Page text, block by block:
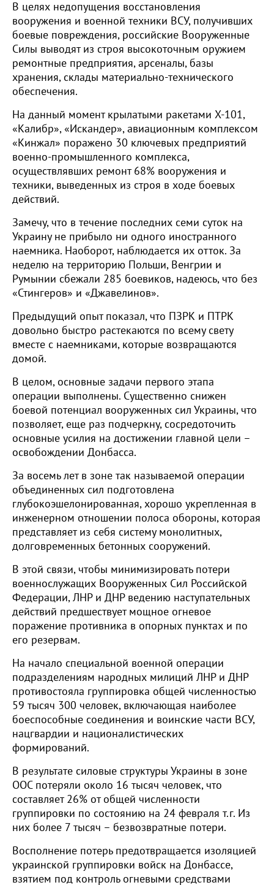
В целях недопущения восстановления
вооружения и военной техники ВСУ, получивших
боевые повреждения, российские Вооруженные
Силы выводят из строя высокоточным оружием
ремонтные предприятия, арсеналы, базы
хранения, склады материально-технического
обеспечения.
На данный момент крылатыми ракетами Х-101,
«Калибр», «Искандер», авиационным комплексом
«Кинжал» поражено 30 ключевых предприятий
военно-промышленного комплекса,
осуществлявших ремонт 68% вооружения и
техники, выведенных из строя в ходе боевых
действий.
Замечу, что в течение последних семи суток на
Украину не прибыло ни одного иностранного
наемника. Наоборот, наблюдается их отток. За
неделю на территорию Польши, Венгрии и
Румынии сбежали 285 боевиков, надеюсь, что без
«Стингеров» и «Джавелинов».
Предыдущий опыт показал, что ПЗРК и ПТРК
довольно быстро растекаются по всему свету
вместе с наемниками, которые возвращаются
домой.
В целом, основные задачи первого этапа
операции выполнены. Существенно снижен
боевой потенциал вооруженных сил Украины, что
позволяет, еще раз подчеркну, сосредоточить
основные усилия на достижении главной цели –
освобождении Донбасса.
За восемь лет в зоне так называемой операции
объединенных сил подготовлена
глубокоэшелонированная, хорошо укрепленная в
инженерном отношении полоса обороны, которая
представляет из себя систему монолитных,
долговременных бетонных сооружений.
В этой связи, чтобы минимизировать потери
военнослужащих Вооруженных Сил Российской
Федерации, ЛНР и ДНР ведению наступательных
действий предшествует мощное огневое
поражение противника в опорных пунктах и по
его резервам.
На начало специальной военной операции
подразделениям народных милиций ЛНР и ДНР
противостояла группировка общей численностью
59 тысяч 300 человек, включающая наиболее
боеспособные соединения и воинские части ВСУ,
нацгвардии и националистических
формирований.
В результате силовые структуры Украины в зоне
ООС потеряли около 16 тысяч человек, что
составляет 26% от общей численности
группировки по состоянию на 24 февраля т.г. Из
них более 7 тысяч – безвозвратные потери.
Восполнение потерь предотвращается изоляцией
украинской группировки войск на Донбассе,
взятием под контроль огневыми средствами